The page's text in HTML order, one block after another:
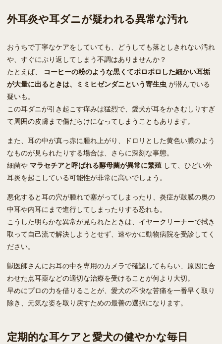
外耳炎や耳ダニが疑われる異常な汚れ
おうちで丁寧なケアをしていても、どうしても落としきれない汚れ
や、すぐにぶり返してしまう不調はありませんか？
たとえば、 コーヒーの粉のような黒くてポロポロした細かい耳垢
が大量に出るときは、ミミヒゼンダニという寄生虫 が潜んでいる
疑いも。
この耳ダニが引き起こす痒みは猛烈で、愛犬が耳をかきむしりすぎ
て周囲の皮膚まで傷だらけになってしまうこともあります。
また、耳の中が真っ赤に腫れ上がり、ドロリとした黄色い膿のよう
なものが見られたりする場合は、さらに深刻な事態。
細菌や マラセチアと呼ばれる酵母菌が異常に繁殖 して、ひどい外
耳炎を起こしている可能性が非常に高いでしょう。
悪化すると耳の穴が腫れで塞がってしまったり、炎症が鼓膜の奥の
中耳や内耳にまで進行してしまったりする恐れも。
こうした明らかな異常が見られたときは、イヤークリーナーで拭き
取って自己流で解決しようとせず、速やかに動物病院を受診してく
ださい。
獣医師さんにお耳の中を専用のカメラで確認してもらい、原因に合
わせた点耳薬などの適切な治療を受けることが何より大切。
早めにプロの力を借りることが、愛犬の不快な苦痛を一番早く取り
除き、元気な姿を取り戻すための最善の選択になります。
定期的な耳ケアと愛犬の健やかな毎日